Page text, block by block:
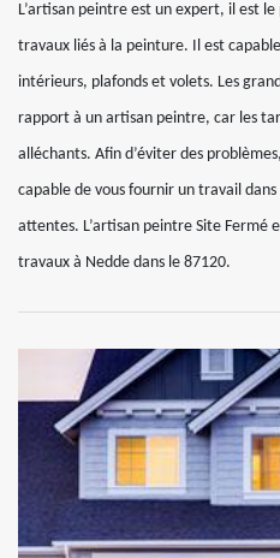
L’artisan peintre est un expert, il est
travaux liés à la peinture. Il est
intérieurs, plafonds et volets. Les
rapport à un artisan peintre, car les
alléchants. Afin d’éviter des
capable de vous fournir un travail dans
attentes. L’artisan peintre Site Fermé
travaux à Nedde dans le 87120.